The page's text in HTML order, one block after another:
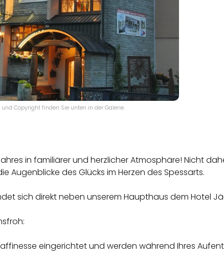
Copyright finden Sie unten in der Galerie.
in familiärer und herzlicher Atmosphäre! Nicht
Augenblicke des Glücks im Herzen des Spessarts.
sich direkt neben unserem Haupthaus dem Hotel
eingerichtet und werden während Ihres